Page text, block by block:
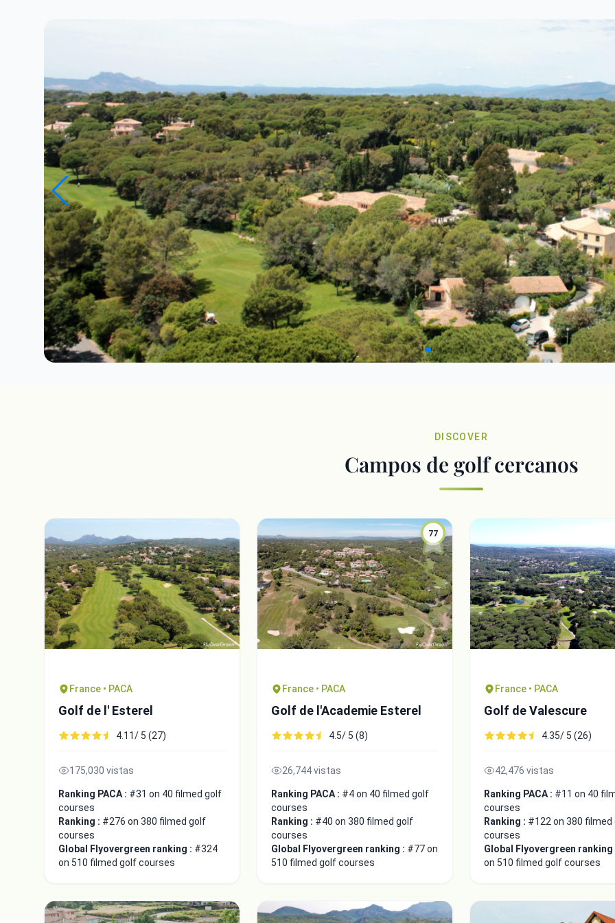
DISCOVER
Campos de golf cercanos
France • PACA
Golf de l' Esterel
4.11/ 5 (27)
175,030 vistas
Ranking PACA : #31 on 40 filmed golf
courses
Ranking : #276 on 380 filmed golf
courses
Global Flyovergreen ranking : #324
on 510 filmed golf courses
77
France • PACA
Golf de l'Academie Esterel
4.5/ 5 (8)
26,744 vistas
Ranking PACA : #4 on 40 filmed golf
courses
Ranking : #40 on 380 filmed golf
courses
Global Flyovergreen ranking : #77 on
510 filmed golf courses
France • PACA
Golf de Valescure
4.35/ 5 (26)
42,476 vistas
Ranking PACA : #11 on 40
courses
Ranking : #122 on 380 filmed
courses
Global Flyovergreen
on 510 filmed golf courses